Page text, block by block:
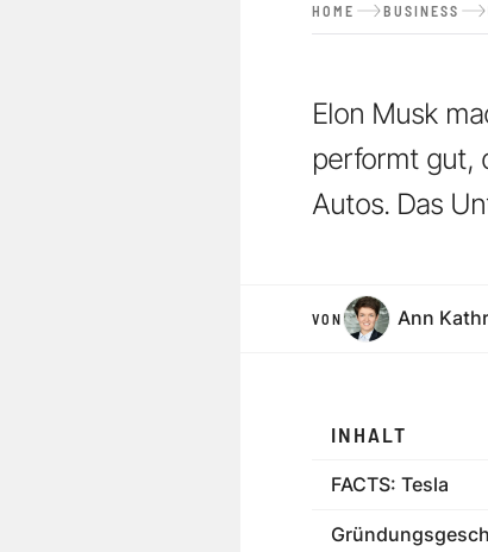
HOME BUSINESS
Elon Musk
performt gut,
Autos. Das
VON Ann
INHALT
FACTS: Tesla